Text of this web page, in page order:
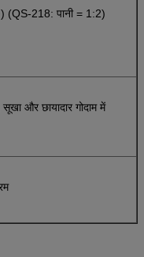
(QS-218: पानी = 1:2)
और छायादार गोदाम में